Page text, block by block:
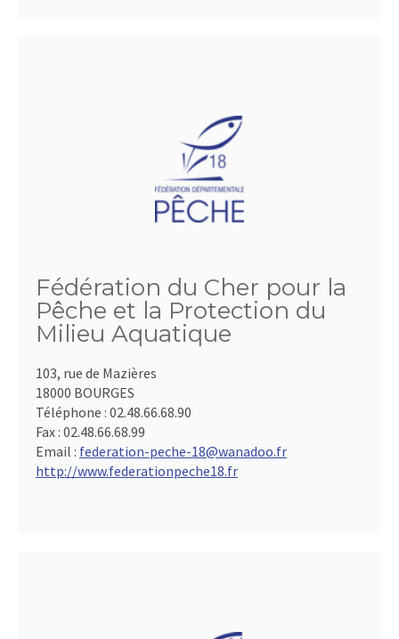
Fédération du Cher pour la
Pêche et la Protection du
Milieu Aquatique
103, rue de Mazières
18000 BOURGES
Téléphone : 02.48.66.68.90
Fax : 02.48.66.68.99
Email : federation-peche-18@wanadoo.fr
http://www.federationpeche18.fr